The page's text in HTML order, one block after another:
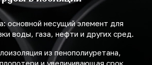
основной несущий элемент для
воды, газа, нефти и других сред.
из пенополиуретана,
и увеличивающая срок